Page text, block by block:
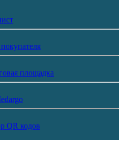
площадка
QR кодов